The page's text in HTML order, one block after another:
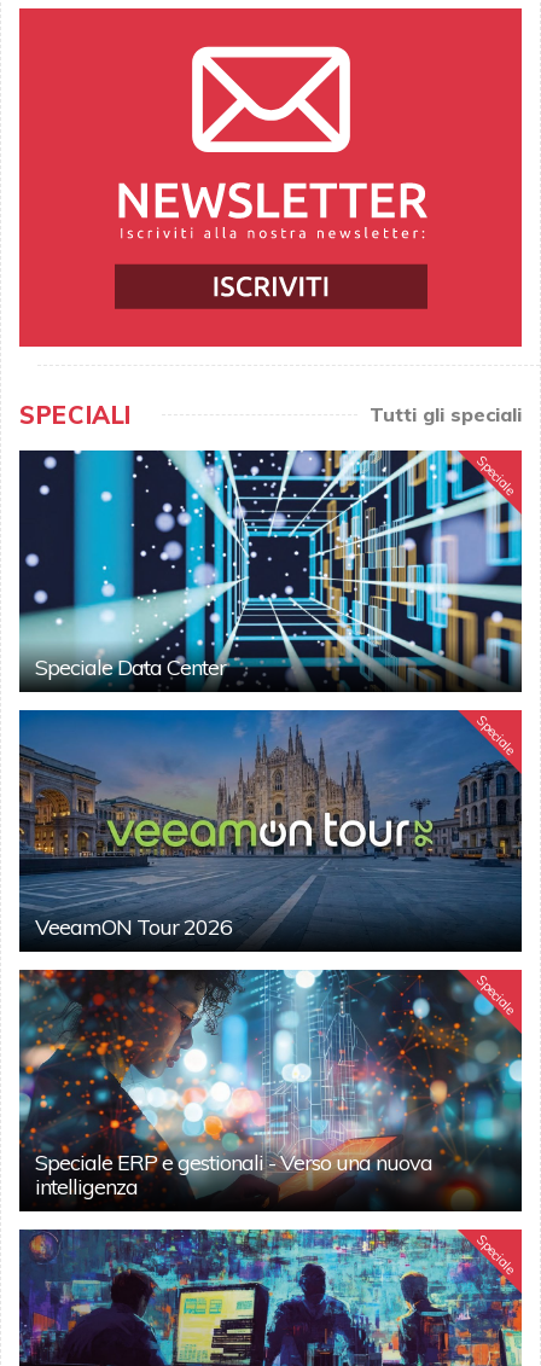
SPECIALI Tutti gli speciali
Speciale
Speciale Data Center
Speciale
VeeamON Tour 2026
Speciale
Speciale ERP e gestionali - Verso una nuova
intelligenza
Speciale